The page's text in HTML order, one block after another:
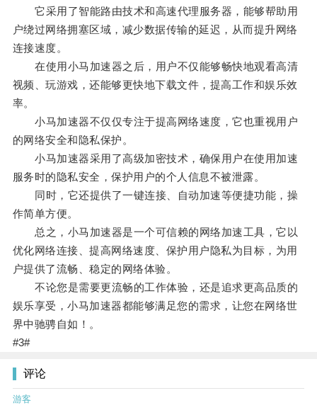
它采用了智能路由技术和高速代理服务器，能够帮助用
户绕过网络拥塞区域，减少数据传输的延迟，从而提升网络
连接速度。
在使用小马加速器之后，用户不仅能够畅快地观看高清
视频、玩游戏，还能够更快地下载文件，提高工作和娱乐效
率。
小马加速器不仅仅专注于提高网络速度，它也重视用户
的网络安全和隐私保护。
小马加速器采用了高级加密技术，确保用户在使用加速
服务时的隐私安全，保护用户的个人信息不被泄露。
同时，它还提供了一键连接、自动加速等便捷功能，操
作简单方便。
总之，小马加速器是一个可信赖的网络加速工具，它以
优化网络连接、提高网络速度、保护用户隐私为目标，为用
户提供了流畅、稳定的网络体验。
不论您是需要更流畅的工作体验，还是追求更高品质的
娱乐享受，小马加速器都能够满足您的需求，让您在网络世
界中驰骋自如！。
#3#
评论
游客